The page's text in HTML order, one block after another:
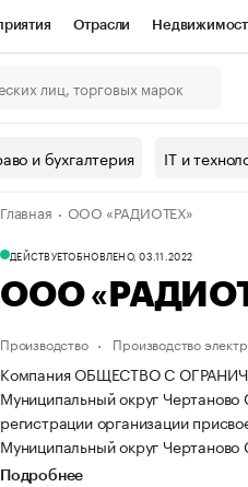
Отрасли
Проверка
валюты
и бухгалтерия IT и
Главная ООО «РАДИОТЕХ»
ДЕЙСТВУЕТОБНОВЛЕНО, 03.11.2022
ООО
Производство Производство
Компания ОБЩЕСТВО С
Муниципальный округ
регистрации организации
Муниципальный округ
Подробнее